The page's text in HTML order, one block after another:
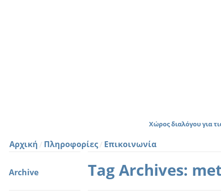
Χώρος διαλόγου για
Αρχική Πληροφορίες Επικοινωνία
Archive Tag Archives: